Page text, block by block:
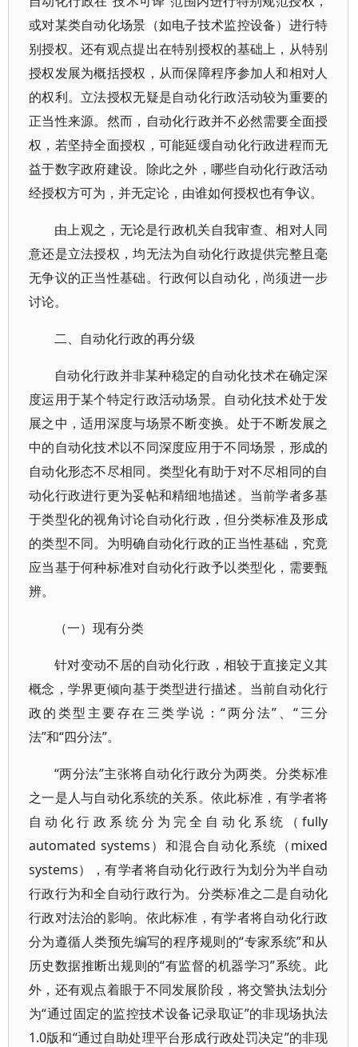
或对某类自动化场景（如电子技术监控设备）进行特
别授权。还有观点提出在特别授权的基础上，从特别
授权发展为概括授权，从而保障程序参加人和相对人
的权利。立法授权无疑是自动化行政活动较为重要的
正当性来源。然而，自动化行政并不必然需要全面授
权，若坚持全面授权，可能延缓自动化行政进程而无
益于数字政府建设。除此之外，哪些自动化行政活动
经授权方可为，并无定论，由谁如何授权也有争议。
由上观之，无论是行政机关自我审查、相对人同
意还是立法授权，均无法为自动化行政提供完整且毫
无争议的正当性基础。行政何以自动化，尚须进一步
讨论。
二、自动化行政的再分级
自动化行政并非某种稳定的自动化技术在确定深
度运用于某个特定行政活动场景。自动化技术处于发
展之中，适用深度与场景不断变换。处于不断发展之
中的自动化技术以不同深度应用于不同场景，形成的
自动化形态不尽相同。类型化有助于对不尽相同的自
动化行政进行更为妥帖和精细地描述。当前学者多基
于类型化的视角讨论自动化行政，但分类标准及形成
的类型不同。为明确自动化行政的正当性基础，究竟
应当基于何种标准对自动化行政予以类型化，需要甄
辨。
（一）现有分类
针对变动不居的自动化行政，相较于直接定义其
概念，学界更倾向基于类型进行描述。当前自动化行
政的类型主要存在三类学说：“两分法”、“三分
法”和“四分法”。
“两分法”主张将自动化行政分为两类。分类标准
之一是人与自动化系统的关系。依此标准，有学者将
自动化行政系统分为完全自动化系统（fully
automated systems）和混合自动化系统（mixed
systems），有学者将自动化行政行为划分为半自动
行政行为和全自动行政行为。分类标准之二是自动化
行政对法治的影响。依此标准，有学者将自动化行政
分为遵循人类预先编写的程序规则的“专家系统”和从
历史数据推断出规则的“有监督的机器学习”系统。此
外，还有观点着眼于不同发展阶段，将交警执法划分
为“通过固定的监控技术设备记录取证”的非现场执法
1.0版和“通过自助处理平台形成行政处罚决定”的非现